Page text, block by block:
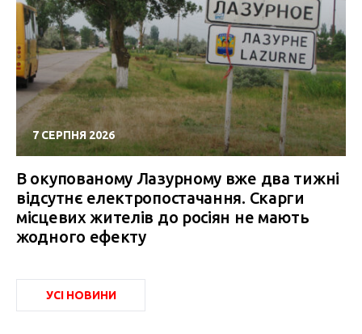
7 СЕРПНЯ 2026
В окупованому Лазурному вже два тижні
відсутнє електропостачання. Скарги
місцевих жителів до росіян не мають
жодного ефекту
УСІ НОВИНИ